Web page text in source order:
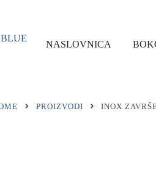
NASLOVNICA
PROIZVODI INOX